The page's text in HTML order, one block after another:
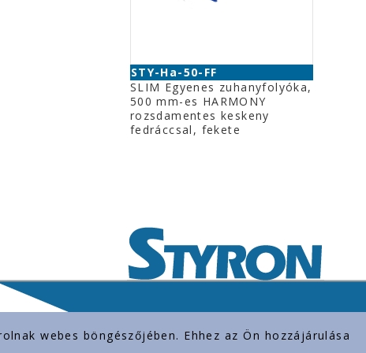
STY-Ha-50-FF
SLIM Egyenes zuhanyfolyóka,
500 mm-es HARMONY
rozsdamentes keskeny
fedráccsal, fekete
webes böngészőjében. Ehhez az Ön hozzájárulása